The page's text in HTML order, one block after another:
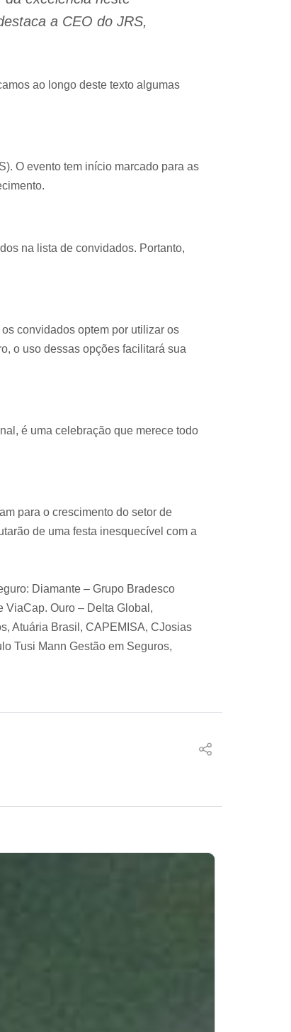
a CEO do JRS,
ao longo deste texto algumas
O evento tem início marcado para as
na lista de convidados. Portanto,
convidados optem por utilizar os
o uso dessas opções facilitará sua
é uma celebração que merece todo
para o crescimento do setor de
de uma festa inesquecível com a
Diamante – Grupo Bradesco
ViaCap. Ouro – Delta Global,
Atuária Brasil, CAPEMISA, CJosias
Tusi Mann Gestão em Seguros,